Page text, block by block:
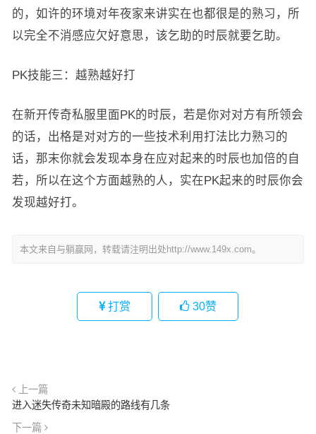
的，如许的环境对年夜家来讲实在也都很是的熟习，所
以完全不消感应欠好意思，该乞助的时辰就要乞助。
PK技能三：越熟越好打
在新开传奇私服里面PK的时辰，若是你对对方有所领会
的话，出格是对对方的一些技术利用打法比力熟习的
话，那末你就会发现本身在应对起来的时辰也加倍的自
若，所以在这个方面越熟的人，实在PK起来的时辰你会
发现越好打。
本文来自与躺赢网，转载请注明出处http://www.149x.com。
打赏 30赞
上一篇
进入迷失传奇未知暗殿的路线有几条
下一篇